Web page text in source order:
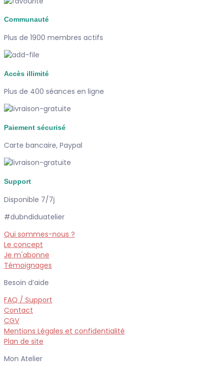
Communauté
Plus de 1900 membres actifs
Accès illimité
Plus de 400 séances en ligne
Paiement sécurisé
Carte bancaire, Paypal
Support
Disponible 7/7j
#dubndiduatelier
Qui sommes-nous ?
Le concept
Je m'abonne
Témoignages
Besoin d’aide
FAQ / Support
Contact
CGV
Mentions Légales et confidentialité
Plan de site
Mon Atelier